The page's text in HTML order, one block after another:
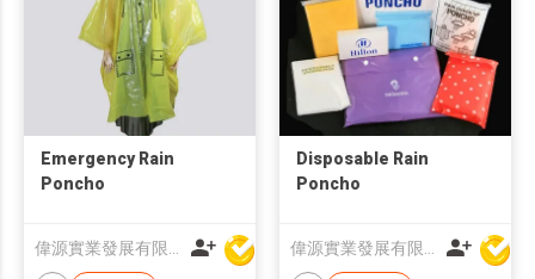
Emergency Rain
Poncho
Disposable Rain
Poncho